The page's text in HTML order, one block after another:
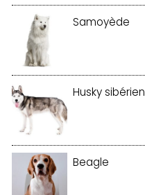
Samoyède
Husky sibérien
Beagle